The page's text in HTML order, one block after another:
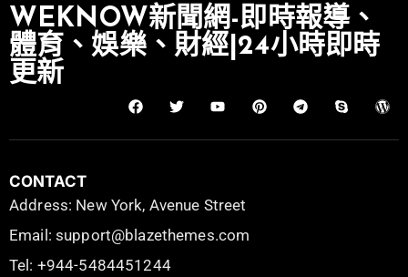
WEKNOW新聞網-即時報導、
體育、娛樂、財經|24小時即時
更新
CONTACT
Address: New York, Avenue Street
Email: support@blazethemes.com
Tel: +944-5484451244